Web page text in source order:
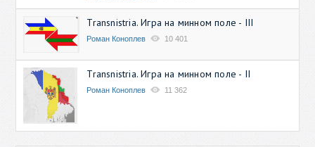
Transnistria. Игра на минном поле - III
Роман Коноплев 10 401
Transnistria. Игра на минном поле - II
Роман Коноплев 11 362